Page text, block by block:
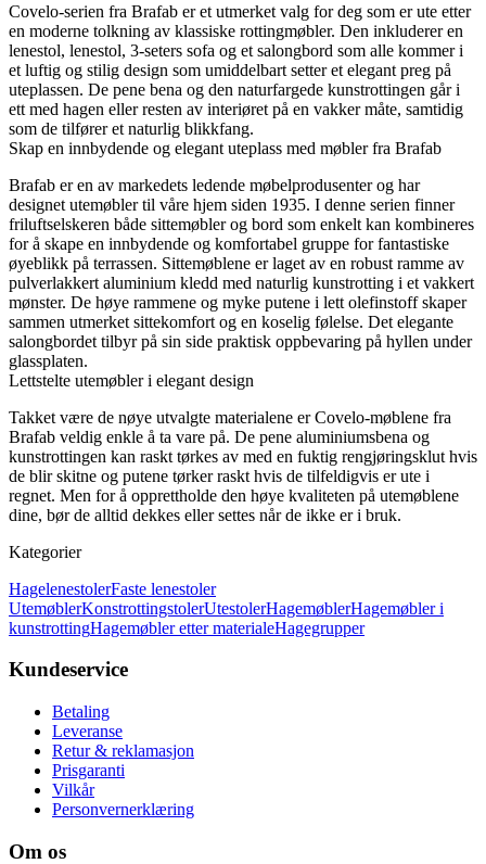
Covelo-serien fra Brafab er et utmerket valg for deg som er ute etter
en moderne tolkning av klassiske rottingmøbler. Den inkluderer en
lenestol, lenestol, 3-seters sofa og et salongbord som alle kommer i
et luftig og stilig design som umiddelbart setter et elegant preg på
uteplassen. De pene bena og den naturfargede kunstrottingen går i
ett med hagen eller resten av interiøret på en vakker måte, samtidig
som de tilfører et naturlig blikkfang.
Skap en innbydende og elegant uteplass med møbler fra Brafab
Brafab er en av markedets ledende møbelprodusenter og har
designet utemøbler til våre hjem siden 1935. I denne serien finner
friluftselskeren både sittemøbler og bord som enkelt kan kombineres
for å skape en innbydende og komfortabel gruppe for fantastiske
øyeblikk på terrassen. Sittemøblene er laget av en robust ramme av
pulverlakkert aluminium kledd med naturlig kunstrotting i et vakkert
mønster. De høye rammene og myke putene i lett olefinstoff skaper
sammen utmerket sittekomfort og en koselig følelse. Det elegante
salongbordet tilbyr på sin side praktisk oppbevaring på hyllen under
glassplaten.
Lettstelte utemøbler i elegant design
Takket være de nøye utvalgte materialene er Covelo-møblene fra
Brafab veldig enkle å ta vare på. De pene aluminiumsbena og
kunstrottingen kan raskt tørkes av med en fuktig rengjøringsklut hvis
de blir skitne og putene tørker raskt hvis de tilfeldigvis er ute i
regnet. Men for å opprettholde den høye kvaliteten på utemøblene
dine, bør de alltid dekkes eller settes når de ikke er i bruk.
Kategorier
HagelenestolerFaste lenestoler
UtemøblerKonstrottingstolerUtestolerHagemøblerHagemøbler i
kunstrottingHagemøbler etter materialeHagegrupper
Kundeservice
Betaling
Leveranse
Retur & reklamasjon
Prisgaranti
Vilkår
Personvernerklæring
Om os